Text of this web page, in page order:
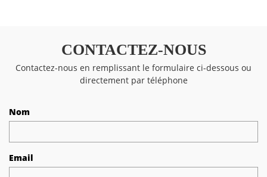
CONTACTEZ-NOUS
Contactez-nous en remplissant le formulaire ci-dessous ou
directement par téléphone
Nom
Email